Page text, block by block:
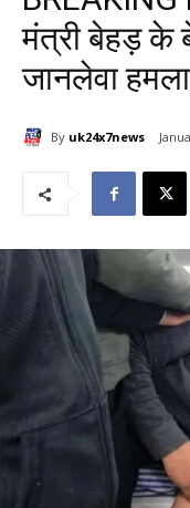
मंत्री बेहड़ के
जानलेवा
By uk24x7news